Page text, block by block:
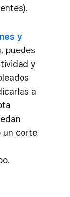
y
puedes
y
a
un corte